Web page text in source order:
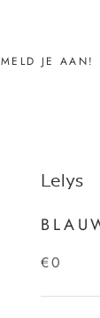
MELD JE AAN!
Lelys
€0